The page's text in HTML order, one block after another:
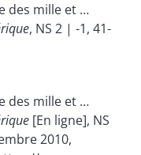
des mille et …
, NS 2 | -1, 41-
des mille et …
[En ligne], NS
2010,